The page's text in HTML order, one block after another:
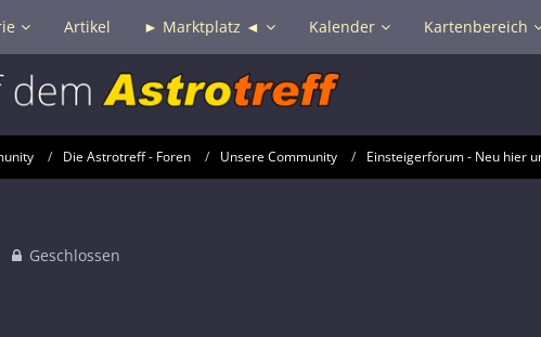
Artikel ► Marktplatz ◄ Kalender Kartenbereich
Die Astrotreff - Foren Unsere Community Einsteigerforum - Neu hier
Geschlossen